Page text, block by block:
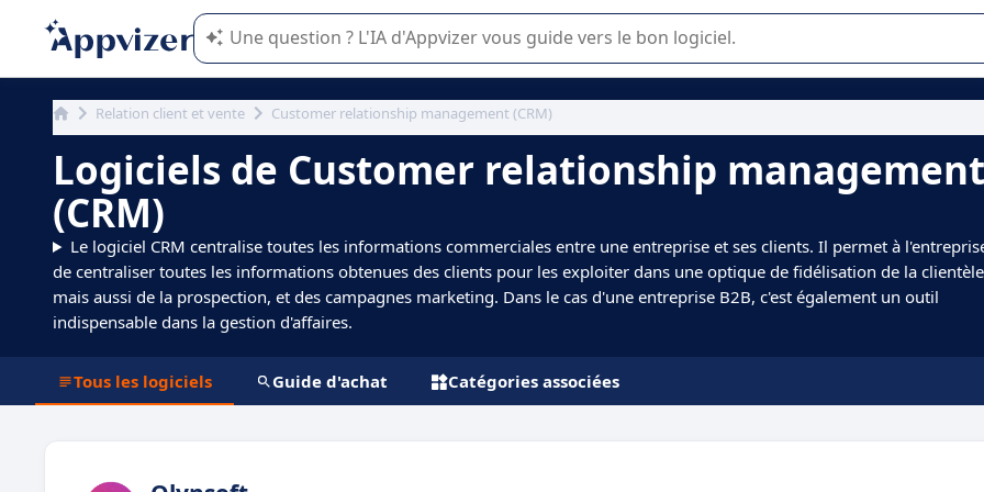
L'IA de Appvizer vous guide dans l'utilisation ou la sélection de logiciel SaaS en entreprise.
Relation client et vente Customer relationship management (CRM)
Logiciels de Customer relationship management
(CRM)
Le logiciel CRM centralise toutes les informations commerciales entre une entreprise et ses clients. Il permet à
de centraliser toutes les informations obtenues des clients pour les exploiter dans une optique de fidélisation de la
mais aussi de la prospection, et des campagnes marketing. Dans le cas d'une entreprise B2B, c'est également un outil
indispensable dans la gestion d'affaires.
Tous les logiciels Guide d'achat Catégories associées